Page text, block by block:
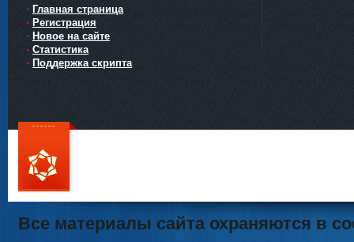
Главная страница
Регистрация
Новое на сайте
Статистика
Поддержка скрипта
111
Все материалы сайта охраняются в